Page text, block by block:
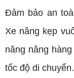
Đảm bảo an
Xe nâng kẹp
năng nâng
tốc độ di chuyển.